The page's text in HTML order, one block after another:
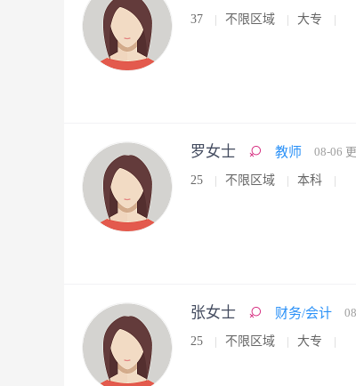
37 不限区域 大专
罗女士 教师 08-06
25 不限区域 本科
张女士 财务/会计
25 不限区域 大专